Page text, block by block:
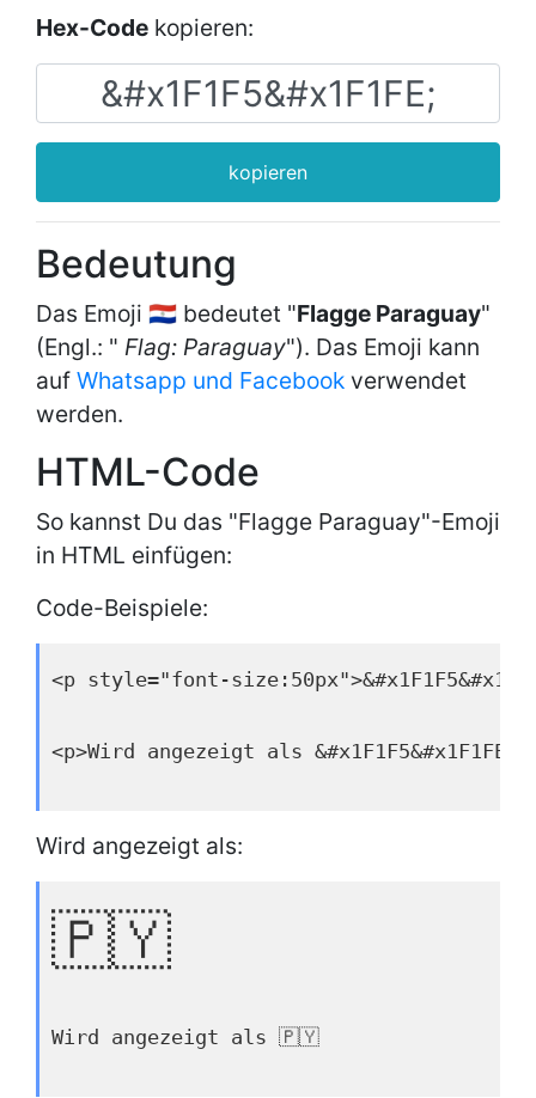
Hex-Code kopieren:
kopieren
Bedeutung
Das Emoji 🇵🇾 bedeutet "Flagge Paraguay"
(Engl.: " Flag: Paraguay"). Das Emoji kann
auf Whatsapp und Facebook verwendet
werden.
HTML-Code
So kannst Du das "Flagge Paraguay"-Emoji
in HTML einfügen:
Code-Beispiele:
<p style="font-
<p>Wird angezeigt als
Wird angezeigt als:
🇵🇾
Wird angezeigt als 🇵🇾